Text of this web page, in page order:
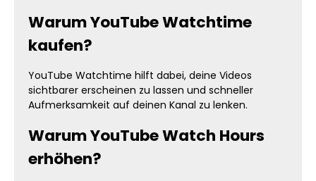
Warum YouTube Watchtime
kaufen?
YouTube Watchtime hilft dabei, deine Videos
sichtbarer erscheinen zu lassen und schneller
Aufmerksamkeit auf deinen Kanal zu lenken.
Warum YouTube Watch Hours
erhöhen?